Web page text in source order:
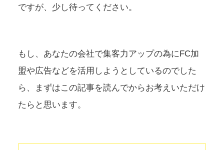
ですが、少し待ってください。
もし、あなたの会社で集客力アップの為にFC加
盟や広告などを活用しようとしているのでした
ら、まずはこの記事を読んでからお考えいただけ
たらと思います。